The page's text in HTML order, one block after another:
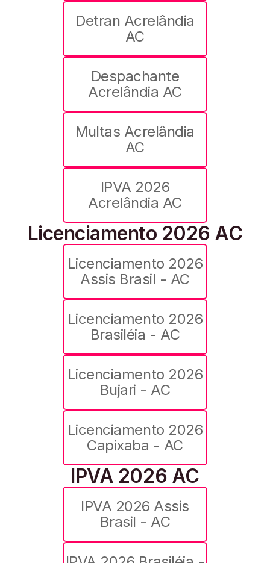
Detran Acrelândia
AC
Despachante
Acrelândia AC
Multas Acrelândia
AC
IPVA 2026
Acrelândia AC
Licenciamento 2026 AC
Licenciamento 2026
Assis Brasil - AC
Licenciamento 2026
Brasiléia - AC
Licenciamento 2026
Bujari - AC
Licenciamento 2026
Capixaba - AC
IPVA 2026 AC
IPVA 2026 Assis
Brasil - AC